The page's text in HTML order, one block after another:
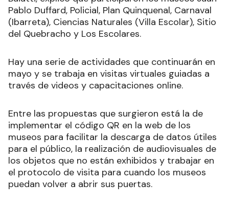
Pablo Duffard, Policial, Plan Quinquenal, Carnaval
(Ibarreta), Ciencias Naturales (Villa Escolar), Sitio
del Quebracho y Los Escolares.
Hay una serie de actividades que continuarán en
mayo y se trabaja en visitas virtuales guiadas a
través de videos y capacitaciones online.
Entre las propuestas que surgieron está la de
implementar el código QR en la web de los
museos para facilitar la descarga de datos útiles
para el público, la realización de audiovisuales de
los objetos que no están exhibidos y trabajar en
el protocolo de visita para cuando los museos
puedan volver a abrir sus puertas.